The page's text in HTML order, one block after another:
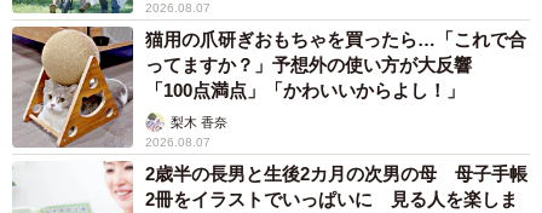
2026.08.07
猫用の爪研ぎおもちゃを買ったら…「これで合
ってますか？」予想外の使い方が大反響
「100点満点」「かわいいからよし！」
梨木 香奈
2026.08.07
2歳半の長男と生後2カ月の次男の母 母子手帳
2冊をイラストでいっぱいに 見る人を楽しま